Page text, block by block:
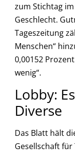
zum Stichtag
Geschlecht.
Tageszeitung
Menschen“
0,00152
wenig“.
Lobby:
Diverse
Das Blatt hält
Gesellschaft